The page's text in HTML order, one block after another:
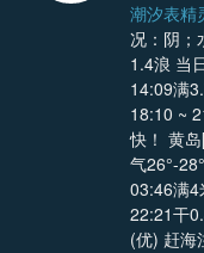
潮汐表精
况：阴；
1.4浪 当
14:09满
18:10 ~
快！ 黄岛[2026-8-11] 天气情况：大雨；水28°；
气26°-
03:46满
22:21干
(优) 赶海